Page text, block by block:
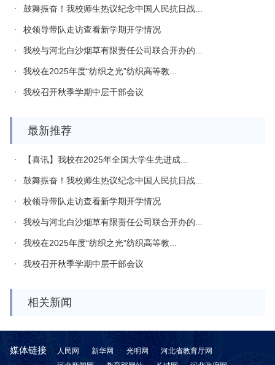
鼓舞振奋！我校师生热议纪念中国人民抗日战...
校领导带队走访查看新学期开学情况
我校与河北白沙烟草有限责任公司联合开办的...
我校在2025年度“纺织之光”纺织高等教...
我校召开秋季学期中层干部会议
最新推荐
【喜讯】我校在2025年全国大学生先进成...
鼓舞振奋！我校师生热议纪念中国人民抗日战...
校领导带队走访查看新学期开学情况
我校与河北白沙烟草有限责任公司联合开办的...
我校在2025年度“纺织之光”纺织高等教...
我校召开秋季学期中层干部会议
相关新闻
媒体链接 人民网 新华网 光明网
河北省教育厅网